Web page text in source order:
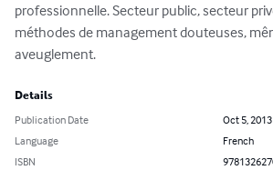
professionnelle. Secteur public, secteur
méthodes de management douteuses,
aveuglement.
Details
Publication Date
Oct 5, 2013
Language
French
ISBN